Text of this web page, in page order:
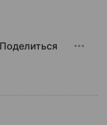
«командный
Поделиться